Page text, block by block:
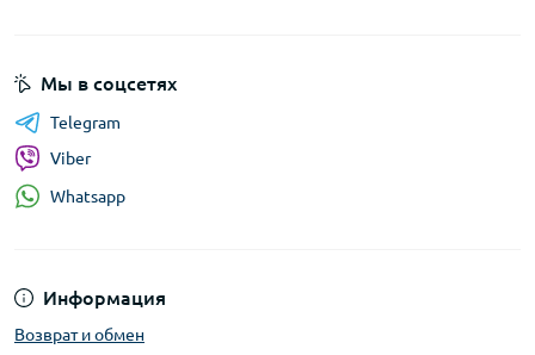
Информация
Возврат и обмен
Мы в соцсетях
Telegram
Viber
Whatsapp